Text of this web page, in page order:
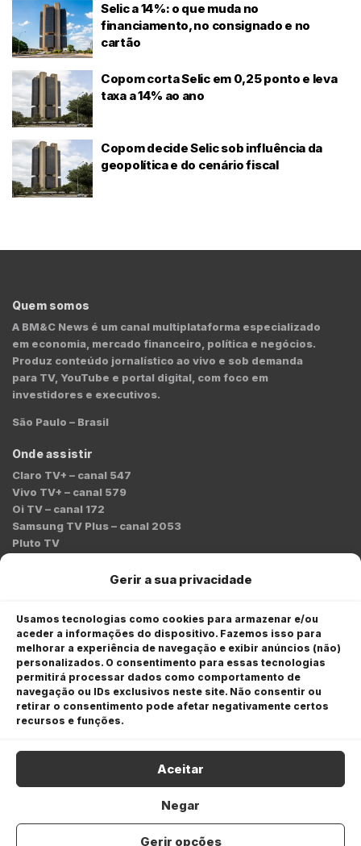
Gerir a sua privacidade
Usamos tecnologias como cookies para armazenar e/ou
aceder a informações do dispositivo. Fazemos isso para
melhorar a experiência de navegação e exibir anúncios (não)
personalizados. O consentimento para essas tecnologias
permitirá processar dados como comportamento de
navegação ou IDs exclusivos neste site. Não consentir ou
retirar o consentimento pode afetar negativamente certos
recursos e funções.
Aceitar
Negar
Gerir opções
Selic a 14%: o que muda no
financiamento, no consignado e no
cartão
Copom corta Selic em 0,25 ponto e leva
taxa a 14% ao ano
Copom decide Selic sob influência da
geopolítica e do cenário fiscal
Quem somos
A BM&C News é um canal multiplataforma especializado
em economia, mercado financeiro, política e negócios.
Produz conteúdo jornalístico ao vivo e sob demanda
para TV, YouTube e portal digital, com foco em
investidores e executivos.
São Paulo – Brasil
Onde assistir
Claro TV+ – canal 547
Vivo TV+ – canal 579
Oi TV – canal 172
Samsung TV Plus – canal 2053
Pluto TV
redacao@bmcnews.com.br
Comercial:
comercial@bmcnews.com.br
Anuncie na BM&C News
A BM&C News conecta marcas a milhões de investidores
através de TV, YouTube e plataformas digitais.